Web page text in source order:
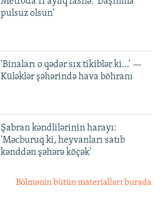
pulsuz olsun'
'Binaları o qədər sıx tikiblər ki...' —
Küləklər şəhərində hava böhranı
Şabran kəndlilərinin harayı:
'Məcburuq ki, heyvanları satıb
kənddən şəhərə köçək'
Bölmənin bütün materialları burada